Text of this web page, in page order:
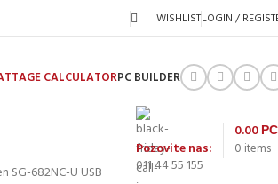
WISHLISTLOGIN /
CALCULATORPC BUILDER
Pozovite nas:
011 44 55 155
0 items
0.00
SG-682NC-U USB